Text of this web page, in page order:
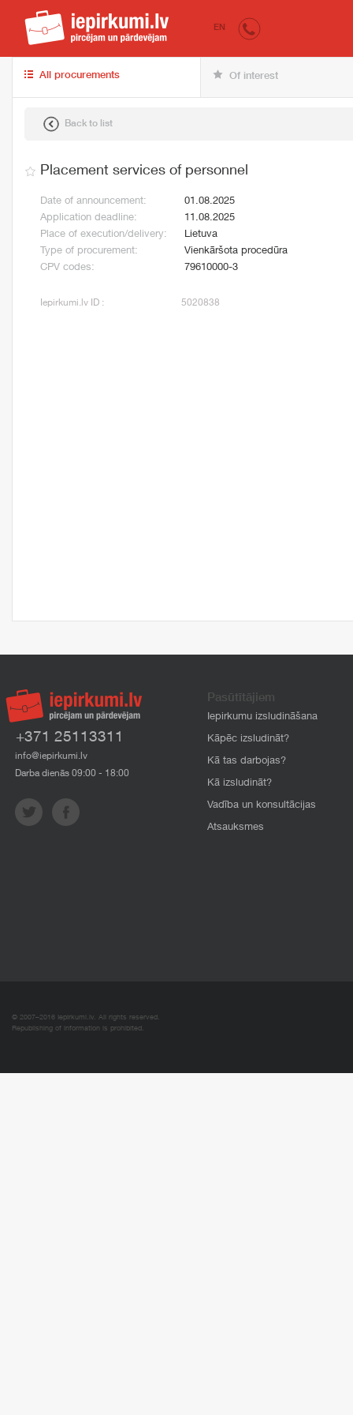
iepirkumi.lv
EN
All procurements Of interest
Back to list
Placement services of personnel
Date of announcement:
01.08.2025
Application deadline:
11.08.2025
Place of execution/delivery:
Lietuva
Type of procurement:
Vienkāršota procedūra
CPV codes:
79610000-3
Iepirkumi.lv ID : 5020838
+371 25113311
info@iepirkumi.lv
Darba dienās 09:00 - 18:00
Pasūtītājiem
Iepirkumu izsludināšana
Kāpēc izsludināt?
Kā tas darbojas?
Kā izsludināt?
Vadība un konsultācijas
Atsauksmes
© 2007–2016 Iepirkumi.lv. All rights reserved.
Republishing of information is prohibited.